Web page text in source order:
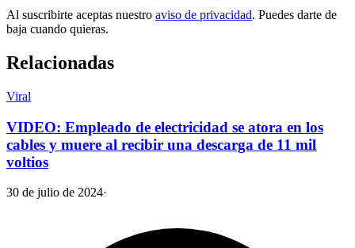
Al suscribirte aceptas nuestro aviso de privacidad. Puedes darte de
baja cuando quieras.
Relacionadas
Viral
VIDEO: Empleado de electricidad se atora en los
cables y muere al recibir una descarga de 11 mil
voltios
30 de julio de 2024·